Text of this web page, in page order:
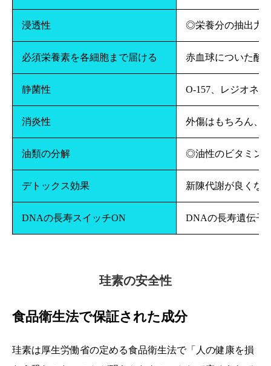
浸透性 ◎栄養分の抽出力
必須栄養素を各細胞まで届ける 赤血球についた酸
静菌性 O-157、レジオネ
消炎性 外傷はもちろん、
油類の分解 ◎油性のビタミン
デトックス効果 新陳代謝が良くな
DNAの長寿スイッチON DNAの長寿遺伝子
珪素の安全性
食品衛生法で保証された成分
珪素は厚生労働省の定める食品衛生法で「人の健康を損